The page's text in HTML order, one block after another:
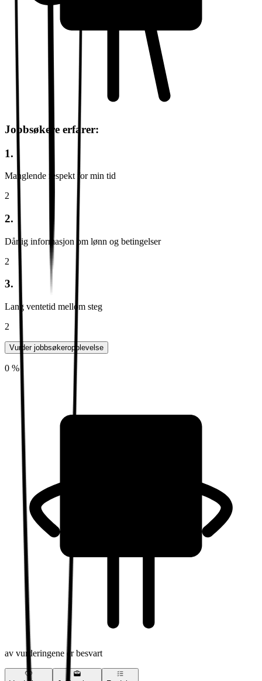
Jobbsøkere erfarer:
1.
Manglende respekt for min tid
2
2.
Dårlig informasjon om lønn og betingelser
2
3.
Lang ventetid mellom steg
2
Vurder jobbsøkeropplevelse
0 %
av vurderingene er besvart